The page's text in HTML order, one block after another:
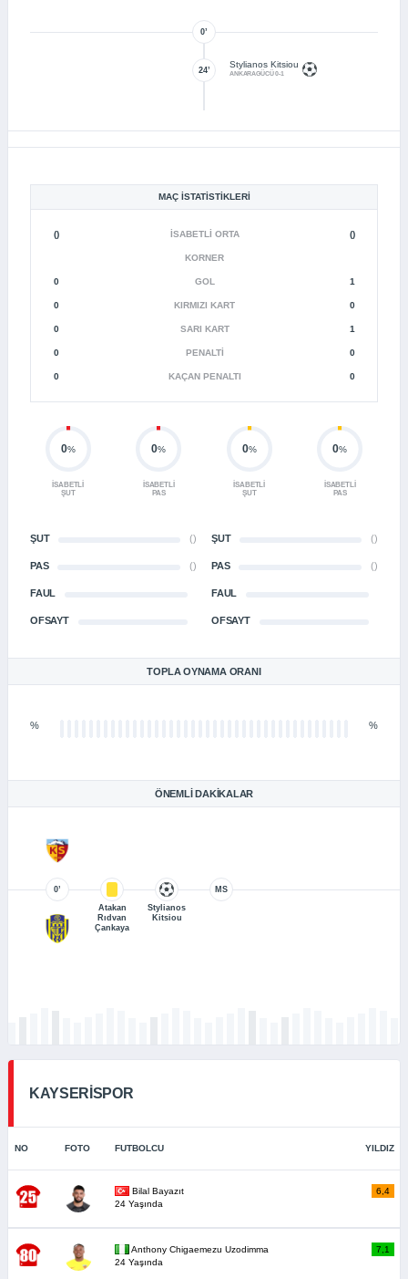
0’
Stylianos Kitsiou
ANKARAGÜCÜ 0-1
24’
MAÇ İSTATISTIKLERI
() İSABETLI ORTA ()
KORNER
0 GOL 1
0 KIRMIZI KART 0
0 SARI KART 1
0 PENALTI 0
0 KAÇAN PENALTI 0
0%
İSABETLI
ŞUT
0%
İSABETLI
PAS
ŞUT ()
PAS ()
FAUL
OFSAYT
0%
İSABETLI
ŞUT
0%
İSABETLI
PAS
ŞUT ()
PAS ()
FAUL
OFSAYT
TOPLA OYNAMA ORANI
% %
ÖNEMLI DAKIKALAR
0’
Atakan
Rıdvan
Çankaya
Stylianos
Kitsiou
MS
KAYSERİSPOR
NO FOTO FUTBOLCU YILDIZ
Bilal Bayazıt
24 Yaşında
6,4
Anthony Chigaemezu Uzodimma
24 Yaşında
7,1